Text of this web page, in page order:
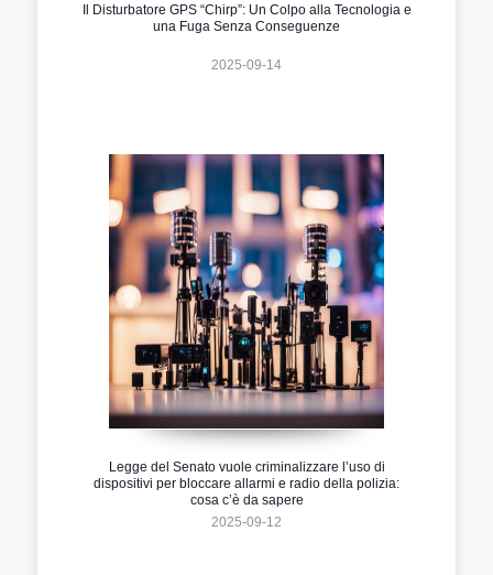
Il Disturbatore GPS “Chirp”: Un Colpo alla Tecnologia e
una Fuga Senza Conseguenze
2025-09-14
Legge del Senato vuole criminalizzare l’uso di
dispositivi per bloccare allarmi e radio della polizia:
cosa c’è da sapere
2025-09-12